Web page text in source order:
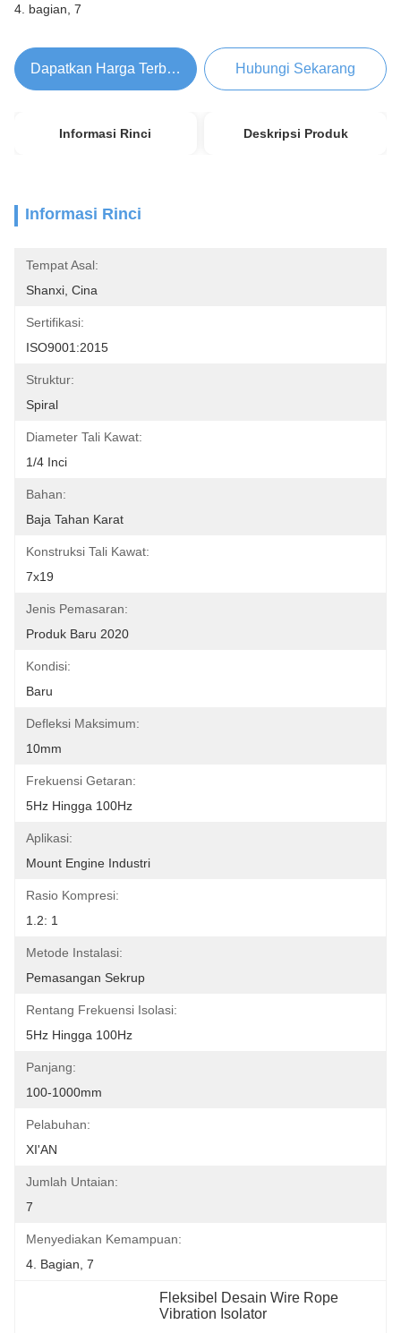
4. bagian, 7
Dapatkan Harga Terbaik Hubungi Sekarang
Informasi Rinci Deskripsi Produk
Informasi Rinci
Tempat Asal:
Shanxi, Cina
Sertifikasi:
ISO9001:2015
Struktur:
Spiral
Diameter Tali Kawat:
1/4 Inci
Bahan:
Baja Tahan Karat
Konstruksi Tali Kawat:
7x19
Jenis Pemasaran:
Produk Baru 2020
Kondisi:
Baru
Defleksi Maksimum:
10mm
Frekuensi Getaran:
5Hz Hingga 100Hz
Aplikasi:
Mount Engine Industri
Rasio Kompresi:
1.2: 1
Metode Instalasi:
Pemasangan Sekrup
Rentang Frekuensi Isolasi:
5Hz Hingga 100Hz
Panjang:
100-1000mm
Pelabuhan:
XI'AN
Jumlah Untaian:
7
Menyediakan Kemampuan:
4. Bagian, 7
Fleksibel Desain Wire Rope
Vibration Isolator